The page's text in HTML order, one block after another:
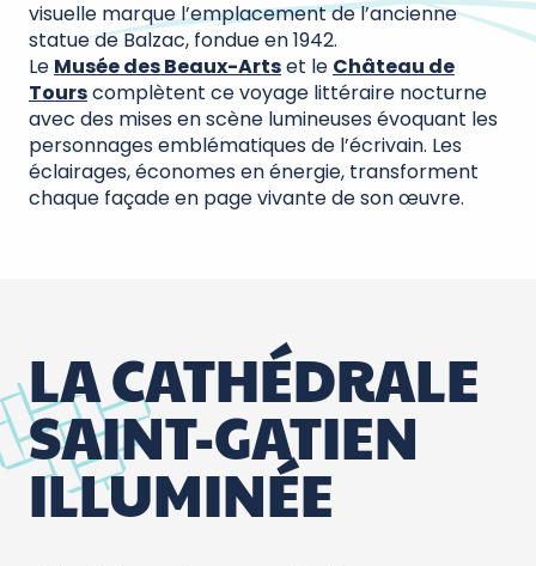
visuelle marque l’emplacement de l’ancienne
statue de Balzac, fondue en 1942.
Le Musée des Beaux-Artset le Château de
Tourscomplètent ce voyage littéraire nocturne
avec des mises en scène lumineuses évoquant les
personnages emblématiques de l’écrivain. Les
éclairages, économes en énergie, transforment
chaque façade en page vivante de son œuvre.
LA CATHÉDRALE
SAINT-GATIEN
ILLUMINÉE